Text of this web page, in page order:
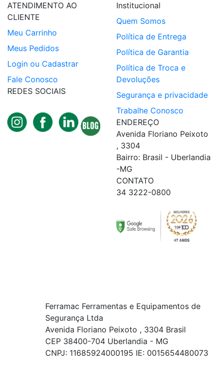
ATENDIMENTO AO
CLIENTE
Meu Carrinho
Meus Pedidos
Login ou Cadastrar
Fale Conosco
REDES SOCIAIS
Institucional
Quem Somos
Política de Entrega
Política de Garantia
Política de Troca e
Devoluções
Segurança e privacidade
Trabalhe Conosco
ENDEREÇO
Avenida Floriano Peixoto
, 3304
Bairro: Brasil - Uberlandia
-MG
CONTATO
34 3222-0800
Ferramac Ferramentas e Equipamentos de
Segurança Ltda
Avenida Floriano Peixoto , 3304 Brasil
CEP 38400-704 Uberlandia - MG
CNPJ: 11685924000195 IE: 0015654480073